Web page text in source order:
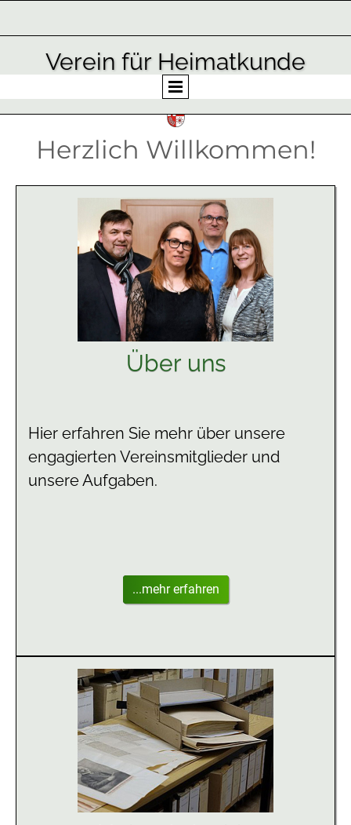
Verein für Heimatkunde
in der Gemeinde Losheim am See e.V.
Herzlich Willkommen!
Über uns
Hier erfahren Sie mehr über unsere
engagierten Vereinsmitglieder und
unsere Aufgaben.
...mehr erfahren